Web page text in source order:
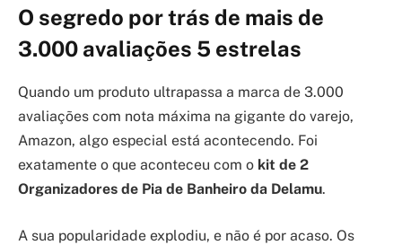
O segredo por trás de mais de
3.000 avaliações 5 estrelas
Quando um produto ultrapassa a marca de 3.000
avaliações com nota máxima na gigante do varejo,
Amazon, algo especial está acontecendo. Foi
exatamente o que aconteceu com o kit de 2
Organizadores de Pia de Banheiro da Delamu.
A sua popularidade explodiu, e não é por acaso. Os